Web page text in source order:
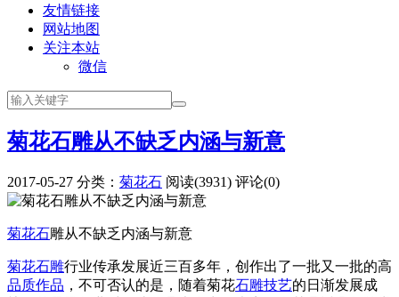
友情链接
网站地图
关注本站
微信
菊花石雕从不缺乏内涵与新意
2017-05-27 分类： 菊花石 阅读(3931) 评论(0)
菊花石雕从不缺乏内涵与新意
菊花石雕行业传承发展近三百多年，创作出了一批又一批的高
品质作品 ，不可否认的是，随着菊花石雕技艺的日渐发展成